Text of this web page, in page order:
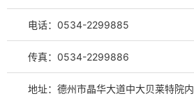
电话：0534-2299885
传真：0534-2299886
地址：德州市晶华大道中大贝莱特院内